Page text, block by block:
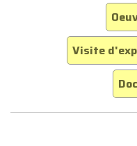
Visite